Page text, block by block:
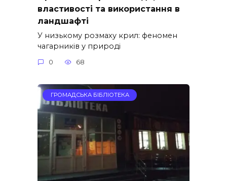
властивості та використання в
ландшафті
У низькому розмаху крил: феномен
чагарників у природі
0 68
ГРОМАДСЬКА БІБЛІОТЕКА